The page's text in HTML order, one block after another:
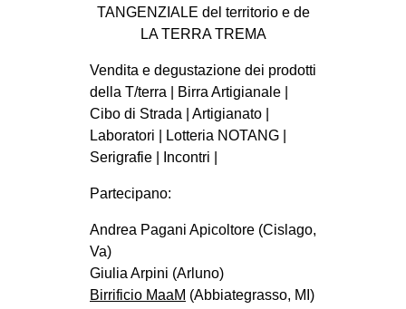
TANGENZIALE del territorio e de
LA TERRA TREMA
Vendita e degustazione dei prodotti
della T/terra | Birra Artigianale |
Cibo di Strada | Artigianato |
Laboratori | Lotteria NOTANG |
Serigrafie | Incontri |
Partecipano:
Andrea Pagani Apicoltore (Cislago,
Va)
Giulia Arpini (Arluno)
Birrificio MaaM (Abbiategrasso, MI)